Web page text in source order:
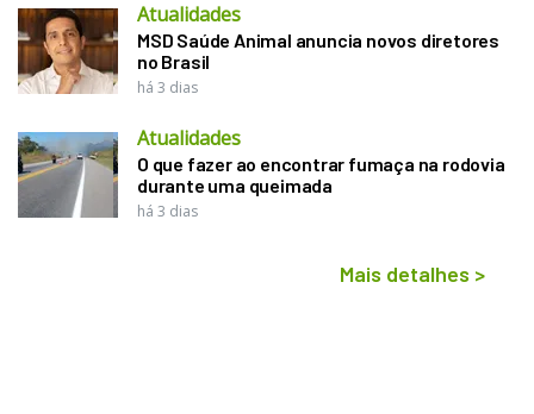
Atualidades
MSD Saúde Animal anuncia novos diretores
no Brasil
há 3 dias
Atualidades
O que fazer ao encontrar fumaça na rodovia
durante uma queimada
há 3 dias
Mais detalhes >